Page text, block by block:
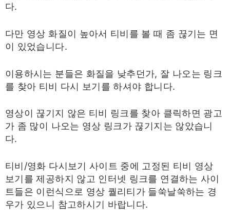
다.
다만 영상 화질이 높아서 티비를 볼 때 좀 끊기는 면
이 있었습니다.
이용하시는 분들은 화질을 낮추던가, 잘 나오는 링크
를 찾아 티비 다시 보기를 하셔야 합니다.
영상이 끊기지 않은 티비 링크를 찾아 클릭하면 광고
가 좀 많이 나오는 영상 링크가 끊기지는 않았습니
다.
티비/영화 다시보기 사이트 중에 고정된 티비 영상
보기를 제공하지 않고 인터넷 링크를 연결하는 사이
트들은 이런식으로 영상 퀄리티가 들쑥날쑥하는 경
우가 있으니 참고하시기 바랍니다.